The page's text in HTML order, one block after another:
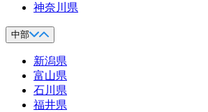
神奈川県
中部
新潟県
富山県
石川県
福井県